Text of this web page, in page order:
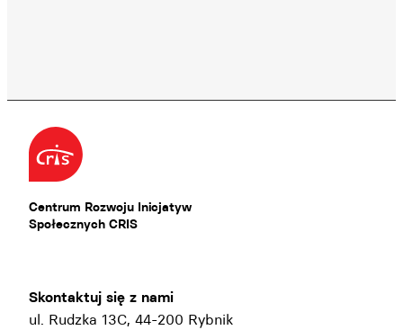
Centrum Rozwoju Inicjatyw
Społecznych CRIS
Skontaktuj się z nami
ul. Rudzka 13C, 44-200 Rybnik